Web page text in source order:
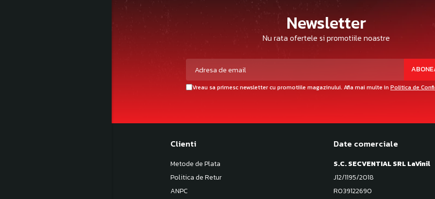
Newsletter
Nu rata ofertele si promotiile noastre
Vreau sa primesc newsletter cu promotiile magazinului. Afla mai multe in Politica de
Clienti
Metode de Plata
Politica de Retur
ANPC
Date comerciale
S.C. SECVENTIAL SRL LaVinil
J12/1195/2018
RO39122690